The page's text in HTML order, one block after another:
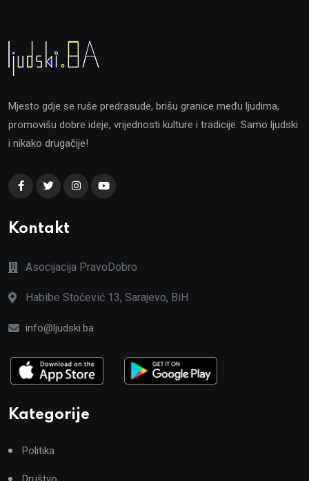
Mjesto gdje se ruše predrasude, brišu granice među ljudima,
promovišu dobre ideje, vrijednosti kulture i tradicije. Samo ljudski
i nikako drugačije!
Kontakt
Asocijacija PravoDobro
Habibe Stočević 13, Sarajevo, BiH
info@ljudski.ba
Kategorije
Politika